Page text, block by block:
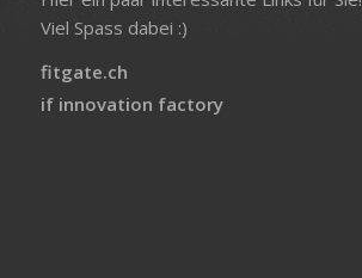
Viel Spass dabei :)
fitgate.ch
if innovation factory